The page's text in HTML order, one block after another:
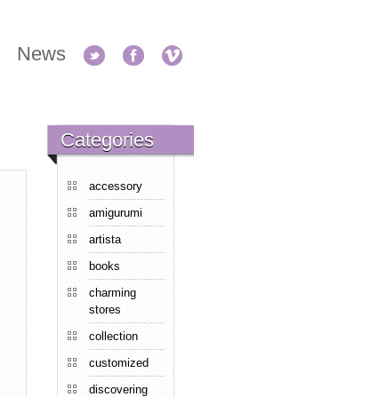
News
Categories
accessory
amigurumi
artista
books
charming
stores
collection
customized
discovering